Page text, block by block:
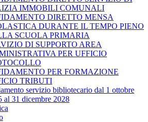
IMMOBILI COMUNALI
DIRETTO MENSA
DURANTE IL TEMPO PIENO
SCUOLA PRIMARIA
DI SUPPORTO AREA
PER UFFICIO
PER FORMAZIONE
TRIBUTI
servizio bibliotecario dal 1 ottobre
al 31 dicembre 2028